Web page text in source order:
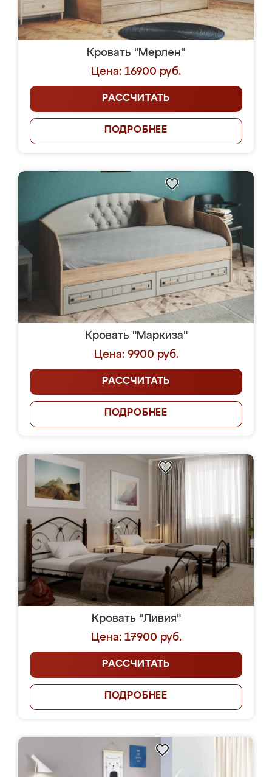
Кровать "Мерлен"
Цена: 16900 руб.
РАССЧИТАТЬ
ПОДРОБНЕЕ
Кровать "Маркиза"
Цена: 9900 руб.
РАССЧИТАТЬ
ПОДРОБНЕЕ
Кровать "Ливия"
Цена: 17900 руб.
РАССЧИТАТЬ
ПОДРОБНЕЕ